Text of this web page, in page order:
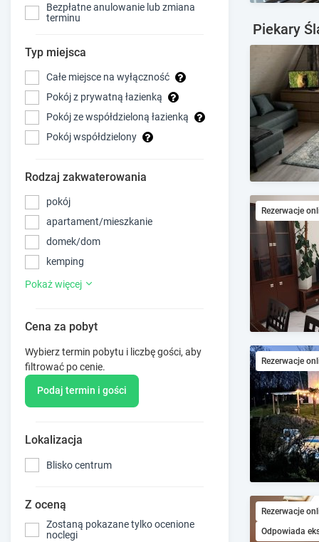
Bezpłatne anulowanie lub zmiana
terminu
Typ miejsca
Całe miejsce na wyłączność
Pokój z prywatną łazienką
Pokój ze współdzieloną łazienką
Pokój współdzielony
Rodzaj zakwaterowania
pokój
apartament/mieszkanie
domek/dom
kemping
Pokaż więcej
Cena za pobyt
Wybierz termin pobytu i liczbę gości, aby
filtrować po cenie.
Podaj termin i gości
Lokalizacja
Blisko centrum
Z oceną
Zostaną pokazane tylko ocenione
noclegi
Piekary
Rezerwacje
Rezerwacje
Rezerwacje
Odpowiada